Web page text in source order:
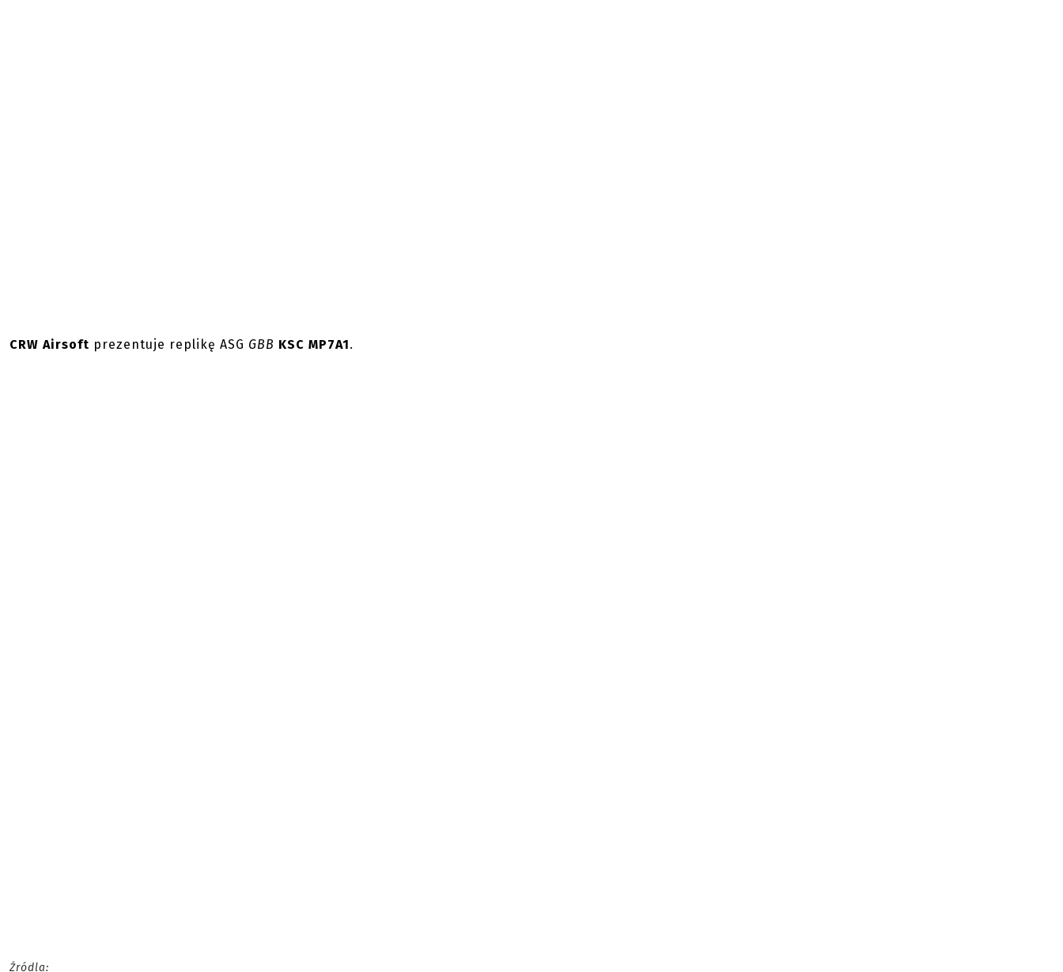
CRW Airsoft prezentuje replikę ASG GBB KSC MP7A1.
Źródla: